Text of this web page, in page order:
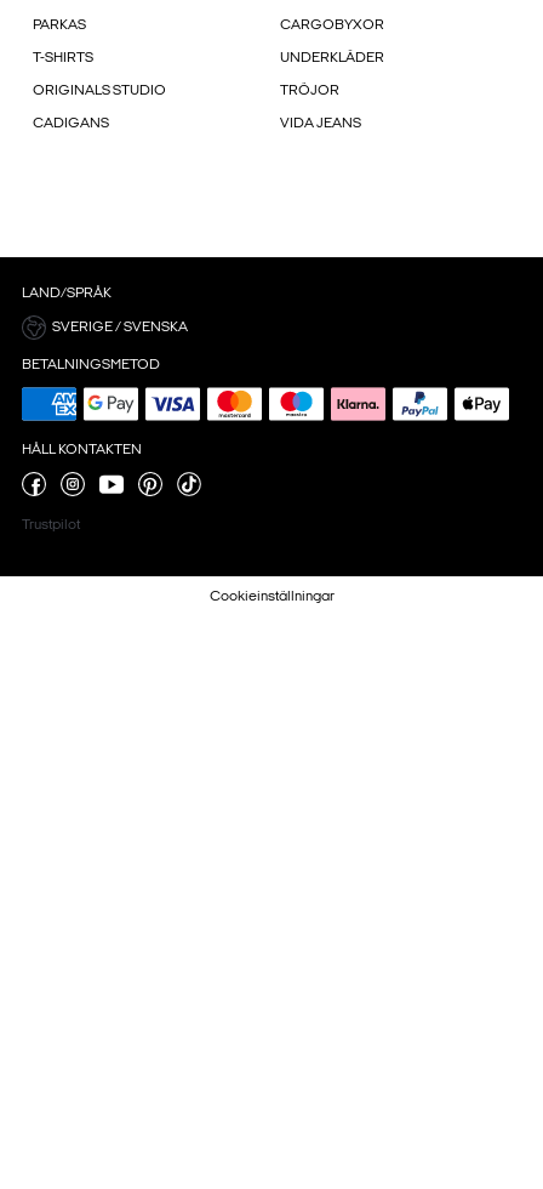
PARKAS CARGOBYXOR
T-SHIRTS UNDERKLÄDER
ORIGINALS STUDIO TRÖJOR
CADIGANS VIDA JEANS
LAND/SPRÅK
SVERIGE / SVENSKA
BETALNINGSMETOD
HÅLL KONTAKTEN
Trustpilot
Cookieinställningar